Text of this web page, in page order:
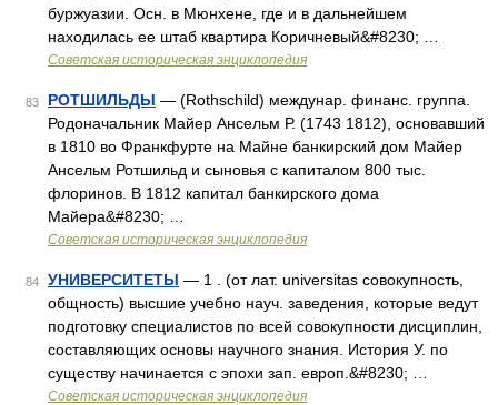
буржуазии. Осн. в Мюнхене, где и в дальнейшем
находилась ее штаб квартира Коричневый&#8230; …
Советская историческая энциклопедия
83 РОТШИЛЬДЫ — (Rothschild) междунар. финанс. группа.
Родоначальник Майер Ансельм Р. (1743 1812), основавший
в 1810 во Франкфурте на Майне банкирский дом Майер
Ансельм Ротшильд и сыновья с капиталом 800 тыс.
флоринов. В 1812 капитал банкирского дома
Майера&#8230; …
Советская историческая энциклопедия
84 УНИВЕРСИТЕТЫ — 1 . (от лат. universitas совокупность,
общность) высшие учебно науч. заведения, которые ведут
подготовку специалистов по всей совокупности дисциплин,
составляющих основы научного знания. История У. по
существу начинается с эпохи зап. европ.&#8230; …
Советская историческая энциклопедия